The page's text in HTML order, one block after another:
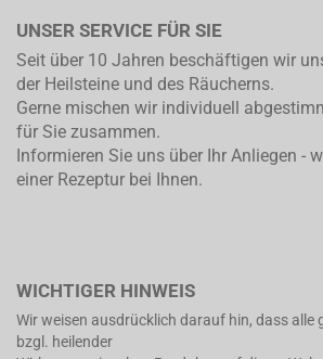
UNSER SERVICE FÜR SIE
Seit über 10 Jahren beschäftigen wir
der Heilsteine und des Räucherns.
Gerne mischen wir individuell
für Sie zusammen.
Informieren Sie uns über Ihr Anliegen -
einer Rezeptur bei Ihnen.
WICHTIGER HINWEIS
Wir weisen ausdrücklich darauf hin, dass alle
bzgl. heilender